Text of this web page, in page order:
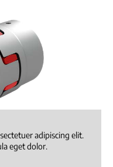
adipiscing elit.
eget dolor.